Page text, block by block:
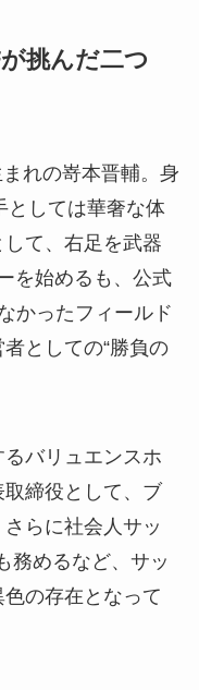
挑んだ二つ
れの嵜本晋輔。身
としては華奢な体
て、右足を武器
を始めるも、公式
かったフィールド
としての“勝負の
バリュエンスホ
締役として、ブ
らに社会人サッ
務めるなど、サッ
の存在となって